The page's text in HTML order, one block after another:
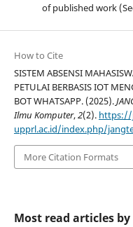
of published work
How to Cite
SISTEM ABSENSI
PETULAI BERBASIS IOT
BOT WHATSAPP. (2025).
Ilmu Komputer,2(2). https://
upprl.ac.id/index.php/
More Citation Formats
Most read articles